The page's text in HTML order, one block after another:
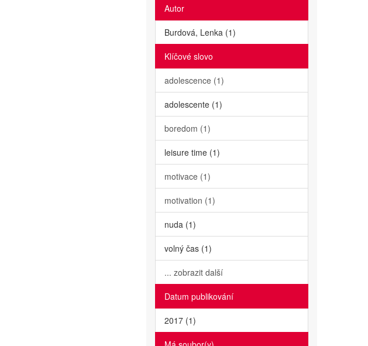
Autor
Burdová, Lenka (1)
Klíčové slovo
adolescence (1)
adolescente (1)
boredom (1)
leisure time (1)
motivace (1)
motivation (1)
nuda (1)
volný čas (1)
... zobrazit další
Datum publikování
2017 (1)